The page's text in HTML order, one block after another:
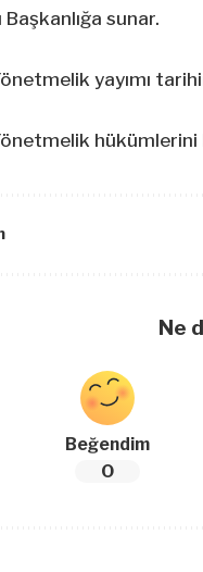
sunar.
yayımı
Ne
Beğendim
0